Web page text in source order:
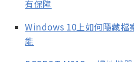
有保障
Windows 10上如何隱藏檔
能